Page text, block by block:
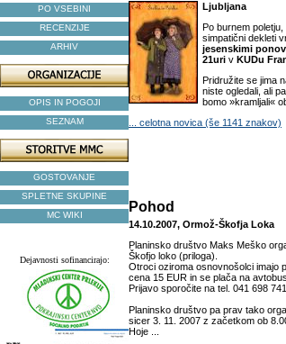
PO VSEBINI
RECENZIJE
ARHIV
OPIS IN POGOJI
SEZNAM
GOSTOVANJE
SPLETNE SKUPINE
MC WIKI
Dejavnosti sofinancirajo:
Ljubljana
Po burnem
simpatični dekleti
jesenskimi
21uri v KUDu
Pridružite se jima
niste ogledali, ali
bomo »kramljali«
... celotna novica (še 1141 znakov)
Pohod
14.10.2007, Ormož-Škofja Loka
Planinsko društvo Maks Meško
Škofjo loko (priloga).
Otroci oziroma osnovnošolci imajo
cena 15 EUR in se plača na
Prijavo sporočite na tel. 041 698
Planinsko društvo pa prav tako
sicer 3. 11. 2007 z začetkom ob
Hoje ...